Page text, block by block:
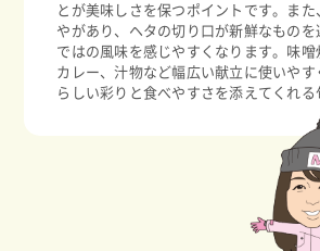
とが美味しさを保つポイントです。また
やがあり、ヘタの切り口が新鮮なものを
ではの風味を感じやすくなります。味噌
カレー、汁物など幅広い献立に使いやす
らしい彩りと食べやすさを添えてくれる